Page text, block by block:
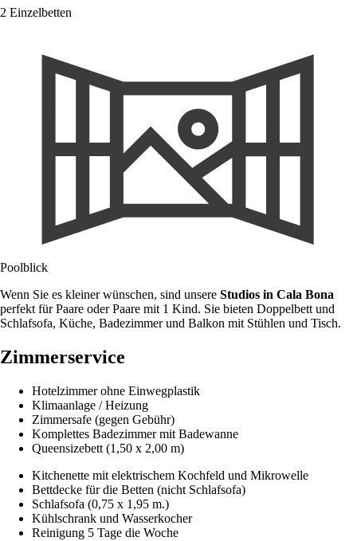
2 Einzelbetten
Poolblick
Wenn Sie es kleiner wünschen, sind unsere Studios in Cala Bona
perfekt für Paare oder Paare mit 1 Kind. Sie bieten Doppelbett und
Schlafsofa, Küche, Badezimmer und Balkon mit Stühlen und Tisch.
Zimmerservice
Hotelzimmer ohne Einwegplastik
Klimaanlage / Heizung
Zimmersafe (gegen Gebühr)
Komplettes Badezimmer mit Badewanne
Queensizebett (1,50 x 2,00 m)
Kitchenette mit elektrischem Kochfeld und Mikrowelle
Bettdecke für die Betten (nicht Schlafsofa)
Schlafsofa (0,75 x 1,95 m.)
Kühlschrank und Wasserkocher
Reinigung 5 Tage die Woche